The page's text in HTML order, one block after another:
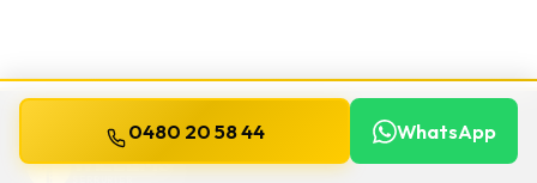
WILLEMS
0480 20 58 44 WhatsApp